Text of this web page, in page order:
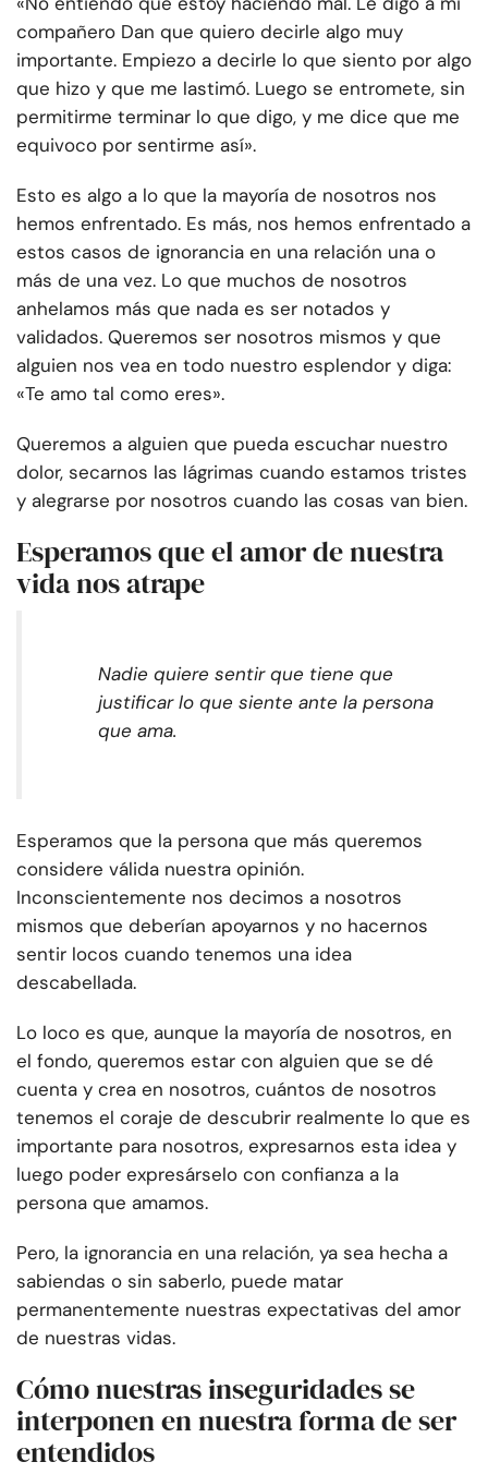
compañero Dan que quiero decirle algo muy
importante. Empiezo a decirle lo que siento por algo
que hizo y que me lastimó. Luego se entromete, sin
permitirme terminar lo que digo, y me dice que me
equivoco por sentirme así».
Esto es algo a lo que la mayoría de nosotros nos
hemos enfrentado. Es más, nos hemos enfrentado a
estos casos de ignorancia en una relación una o
más de una vez. Lo que muchos de nosotros
anhelamos más que nada es ser notados y
validados. Queremos ser nosotros mismos y que
alguien nos vea en todo nuestro esplendor y diga:
«Te amo tal como eres».
Queremos a alguien que pueda escuchar nuestro
dolor, secarnos las lágrimas cuando estamos tristes
y alegrarse por nosotros cuando las cosas van bien.
Esperamos que el amor de nuestra
vida nos atrape
Nadie quiere sentir que tiene que
justificar lo que siente ante la persona
que ama.
Esperamos que la persona que más queremos
considere válida nuestra opinión.
Inconscientemente nos decimos a nosotros
mismos que deberían apoyarnos y no hacernos
sentir locos cuando tenemos una idea
descabellada.
Lo loco es que, aunque la mayoría de nosotros, en
el fondo, queremos estar con alguien que se dé
cuenta y crea en nosotros, cuántos de nosotros
tenemos el coraje de descubrir realmente lo que es
importante para nosotros, expresarnos esta idea y
luego poder expresárselo con confianza a la
persona que amamos.
Pero, la ignorancia en una relación, ya sea hecha a
sabiendas o sin saberlo, puede matar
permanentemente nuestras expectativas del amor
de nuestras vidas.
Cómo nuestras inseguridades se
interponen en nuestra forma de ser
entendidos